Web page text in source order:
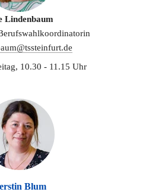
Lindenbaum
10.30 - 11.15 Uhr
Blum